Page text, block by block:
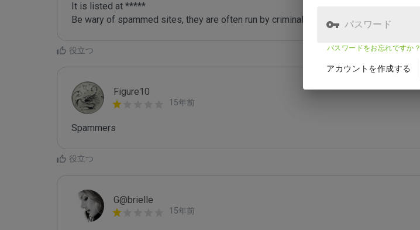
It is listed at *****
Be wary of spammed sites, they are often run by criminals who are out to defraud you.
役立つ
Figure10
15年前
Spammers
役立つ
G@brielle
15年前
パスワード
パスワードをお忘れですか？
アカウントを作成する